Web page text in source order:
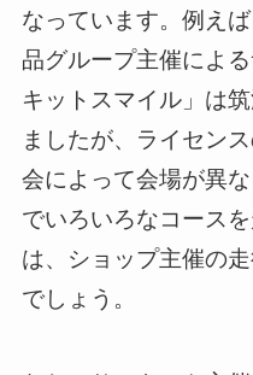
なっています。例え
品グループ主催によ
キットスマイル」は
ましたが、ライセン
会によって会場が異
でいろいろなコース
は、ショップ主催の
でしょう。